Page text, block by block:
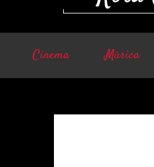
Cinema Música